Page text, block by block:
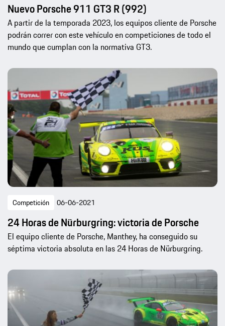
Nuevo Porsche 911 GT3 R (992)
A partir de la temporada 2023, los equipos cliente de Porsche
podrán correr con este vehículo en competiciones de todo el
mundo que cumplan con la normativa GT3.
Competición 06-06-2021
24 Horas de Nürburgring: victoria de Porsche
El equipo cliente de Porsche, Manthey, ha conseguido su
séptima victoria absoluta en las 24 Horas de Nürburgring.